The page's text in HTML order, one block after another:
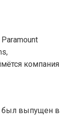
компания
был выпущен в